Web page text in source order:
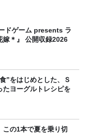
ドゲーム presents ラ
嫁＊』 公開収録2026
”をはじめとした、Ｓ
たヨーグルトレシピを
この1本で夏を乗り切